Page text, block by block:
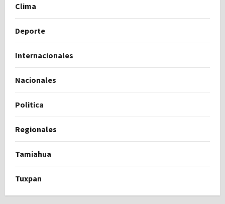
Clima
Deporte
Internacionales
Nacionales
Politica
Regionales
Tamiahua
Tuxpan